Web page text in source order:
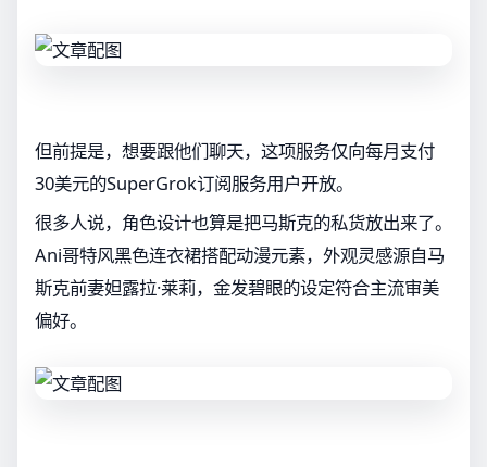
但前提是，想要跟他们聊天，这项服务仅向每月支付
30美元的SuperGrok订阅服务用户开放。
很多人说，角色设计也算是把马斯克的私货放出来了。
Ani哥特风黑色连衣裙搭配动漫元素，外观灵感源自马
斯克前妻妲露拉·莱莉，金发碧眼的设定符合主流审美
偏好。